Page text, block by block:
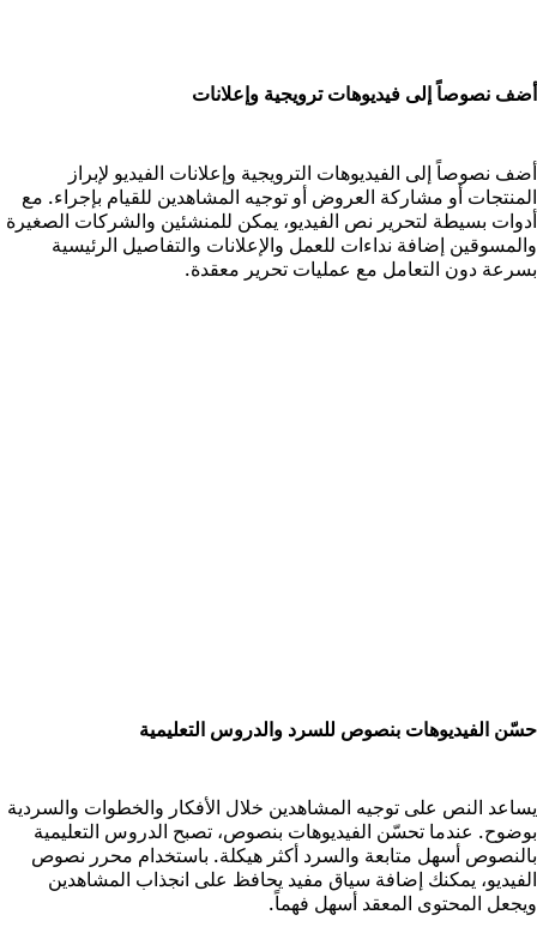
نصوصاً إلى فيديوهات ترويجية وإعلانات
نصوصاً إلى الفيديوهات الترويجية وإعلانات الفيديو لإبراز
أو مشاركة العروض أو توجيه المشاهدين للقيام بإجراء. مع
بسيطة لتحرير نص الفيديو، يمكن للمنشئين والشركات الصغيرة
إضافة نداءات للعمل والإعلانات والتفاصيل الرئيسية
دون التعامل مع عمليات تحرير معقدة.
الفيديوهات بنصوص للسرد والدروس التعليمية
النص على توجيه المشاهدين خلال الأفكار والخطوات والسردية
عندما تحسّن الفيديوهات بنصوص، تصبح الدروس التعليمية
أسهل متابعة والسرد أكثر هيكلة. باستخدام محرر نصوص
يمكنك إضافة سياق مفيد يحافظ على انجذاب المشاهدين
المحتوى المعقد أسهل فهماً.